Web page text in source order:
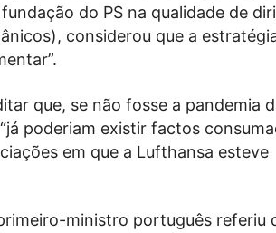
do PS na qualidade de
considerou que a
que, se não fosse a pandemia
poderiam existir factos
em que a Lufthansa esteve
ministro português referiu